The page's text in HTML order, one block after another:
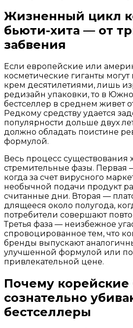
Жизненный цикл
бьюти-хита — от
забвения
Если европейские или
косметические гиганты
крем десятилетиями, лишь
редизайн упаковки, то в
бестселлер в среднем живет
Редкому средству удается
популярности дольше двух
должно обладать поистине
формулой.
Весь процесс существования
стремительные фазы. Первая
когда за счет вирусного
необычной подачи продукт
считанные дни. Вторая —
длящееся около полугода,
потребители совершают
Третья фаза — неизбежное
спровоцированное тем, что
бренды выпускают
улучшенной формулой или по
привлекательной цене.
Почему
сознательно
бестселлеры